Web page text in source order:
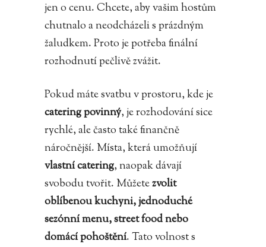
jen o cenu. Chcete, aby vašim hostům
chutnalo a neodcházeli s prázdným
žaludkem. Proto je potřeba finální
rozhodnutí pečlivě zvážit.
Pokud máte svatbu v prostoru, kde je
catering povinný, je rozhodování sice
rychlé, ale často také finančně
náročnější. Místa, která umožňují
vlastní catering, naopak dávají
svobodu tvořit. Můžetezvolit
oblíbenou kuchyni, jednoduché
sezónní menu, street food nebo
domácí pohoštění. Tato volnost s